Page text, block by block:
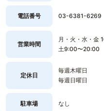
電話番号 03-6381-6269
営業時間
月・火・水・金
土9:00〜20:00
定休日
毎週木曜日
毎週日曜日
駐車場 なし